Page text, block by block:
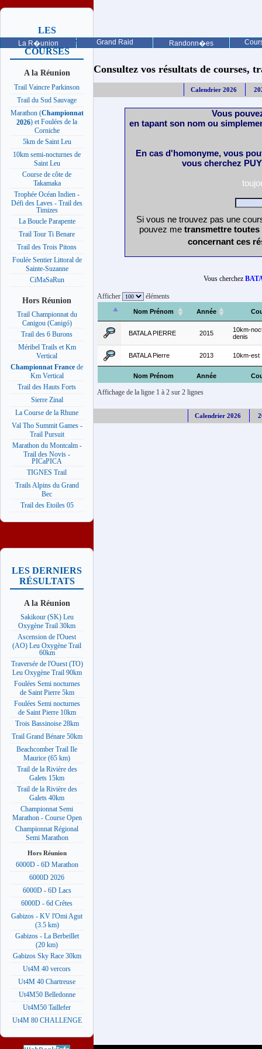
La R�union Grand Raid Randonn�es
LES
PROCHAINES
COURSES
A la Réunion
Trail Vaincre Parkinson
Trail du Sud Sauvage
Marathon (Championnat
2026) et Foulées de la
Corniche
5km de Saint Leu
10km semi-nocturnes de
Saint Leu
Course de côte de
Takamaka
Trophée Océan Indien -
Défi des Laves - Trail des
Timizes
La Boucle Parapente
Trail Tour Ti Benare
Trail des Trois Pitons
Foulée Sentier Littoral de
Sainte-Suzanne
CiMaSaRun
Hors Réunion
Trail Championnat du
Canigou (Canigó)
Trail des 6 Burons
Méribel Trails et Km
Vertical
Championnat France de
Km Vertical
Trail des Hauts Forts
Sierre Zinal
La Course de la Rhune
Val Tho Summit Games -
Trail Pursuit
Marathon du Montcalm -
Trail des Novis -
PICaPICA
TIGNES Trail
Trails Alpins du Grand
Bec
Trail des Etoiles 05
LES DERNIERS
RÉSULTATS
A la Réunion
Sakikour (SK) Leu
Oxygène Trail 30km
Ascension de l'Ouest
(AO) Leu Oxygène Trail
60km
Traversée de l'Ouest (TO)
Leu Oxygène Trail 90km
Foulées Semi nocturnes
de Saint Pierre 5km
Foulées Semi nocturnes
de Saint Pierre 10km
Trois Bassinoise 28km
Trail Grand Bénare 50km
Beachcomber Trail Ile
Maurice (65 km)
Trail de la Rivière des
Galets 15km
Trail de la Rivière des
Galets 40km
Championnat Semi
Marathon - Course Open
Championnat Régional
Semi Marathon
Hors Réunion
6000D - 6D Marathon
6000D 2026
6000D - 6D Lacs
6000D - 6d Crêtes
Gabizos - KV l'Omi Agut
(3.5 km)
Gabizos - La Berbeillet
(20 km)
Gabizos Sky Race 30km
Ut4M 40 vercors
Ut4M 40 Chartreuse
Ut4M50 Belledonne
Ut4M50 Taillefer
Ut4M 80 CHALLENGE
Consultez vos résultats de courses,
Calendrier 2026
Vous
en tapant son nom ou
En cas d'homonyme, vous
vous cherchez
Si vous ne trouvez pas une
pouvez me transmettre
concernant ces
Vous cherchez
Afficher éléments
Nom Prénom Année
Nom Prénom Année
BATALA PIERRE 2015
10km-
denis
BATALA Pierre 2013 10km-est
Affichage de la ligne 1 à 2 sur 2 lignes
Calendrier 2026